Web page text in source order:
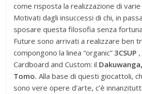
come risposta la realizzazione di
Motivati dagli insuccessi di chi, in
sposare questa filosofia senza
Future sono arrivati a realizzare ben
compongono la linea “organic”3CSUP
Cardboard and Custom: il Dakuwanga,
Tomo. Alla base di questi giocattoli,
sono vere opere d’arte, c’è